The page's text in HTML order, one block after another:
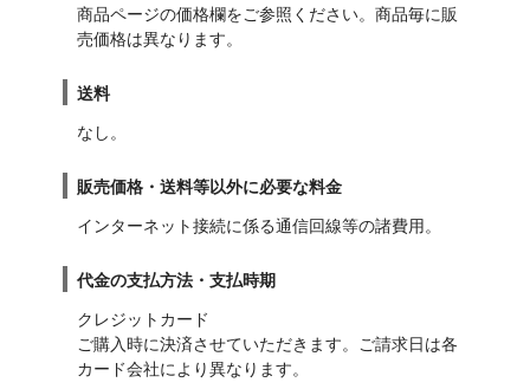
商品ページの価格欄をご参照ください。商品毎に販
売価格は異なります。
送料
なし。
販売価格・送料等以外に必要な料金
インターネット接続に係る通信回線等の諸費用。
代金の支払方法・支払時期
クレジットカード
ご購入時に決済させていただきます。ご請求日は各
カード会社により異なります。